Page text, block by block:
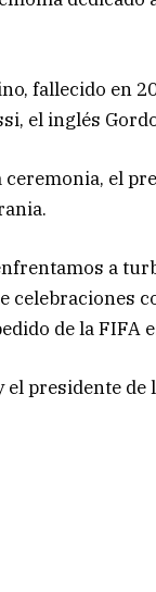
fallecido en
el inglés
el
a
celebraciones
de la FIFA
presidente